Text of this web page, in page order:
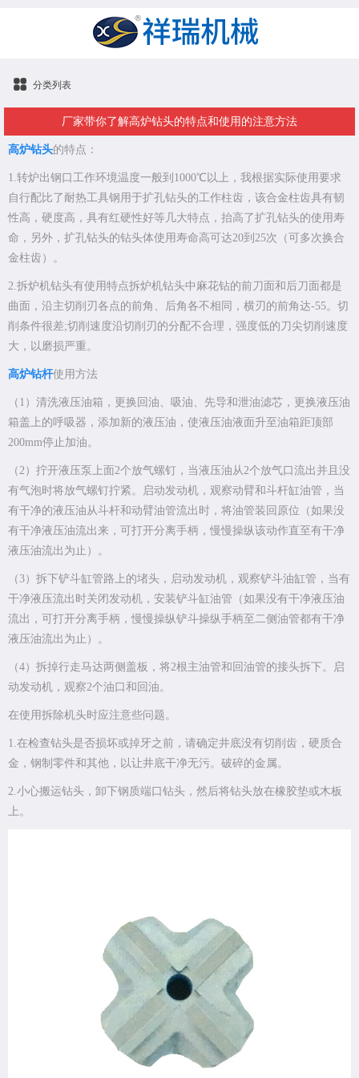
分类列表
厂家带你了解高炉钻头的特点和使用的注意方法
高炉钻头的特点：
1.转炉出钢口工作环境温度一般到1000℃以上，我根据实际使用要求
自行配比了耐热工具钢用于扩孔钻头的工作柱齿，该合金柱齿具有韧
性高，硬度高，具有红硬性好等几大特点，抬高了扩孔钻头的使用寿
命，另外，扩孔钻头的钻头体使用寿命高可达20到25次（可多次换合
金柱齿）。
2.拆炉机钻头有使用特点拆炉机钻头中麻花钻的前刀面和后刀面都是
曲面，沿主切削刃各点的前角、后角各不相同，横刃的前角达-55。切
削条件很差;切削速度沿切削刃的分配不合理，强度低的刀尖切削速度
大，以磨损严重。
高炉钻杆使用方法
（1）清洗液压油箱，更换回油、吸油、先导和泄油滤芯，更换液压油
箱盖上的呼吸器，添加新的液压油，使液压油液面升至油箱距顶部
200mm停止加油。
（2）拧开液压泵上面2个放气螺钉，当液压油从2个放气口流出并且没
有气泡时将放气螺钉拧紧。启动发动机，观察动臂和斗杆缸油管，当
有干净的液压油从斗杆和动臂油管流出时，将油管装回原位（如果没
有干净液压油流出来，可打开分离手柄，慢慢操纵该动作直至有干净
液压油流出为止）。
（3）拆下铲斗缸管路上的堵头，启动发动机，观察铲斗油缸管，当有
干净液压流出时关闭发动机，安装铲斗缸油管（如果没有干净液压油
流出，可打开分离手柄，慢慢操纵铲斗操纵手柄至二侧油管都有干净
液压油流出为止）。
（4）拆掉行走马达两侧盖板，将2根主油管和回油管的接头拆下。启
动发动机，观察2个油口和回油。
在使用拆除机头时应注意些问题。
1.在检查钻头是否损坏或掉牙之前，请确定井底没有切削齿，硬质合
金，钢制零件和其他，以让井底干净无污。破碎的金属。
2.小心搬运钻头，卸下钢质端口钻头，然后将钻头放在橡胶垫或木板
上。